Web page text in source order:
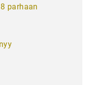
parhaan